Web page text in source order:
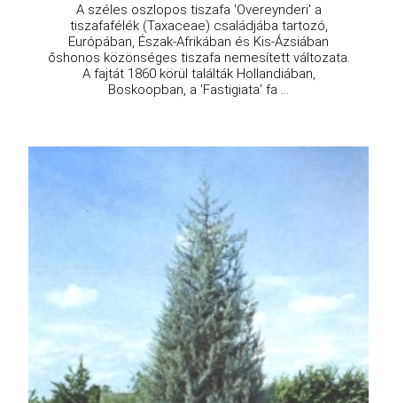
A széles oszlopos tiszafa 'Overeynderi' a
tiszafafélék (Taxaceae) családjába tartozó,
Európában, Észak-Afrikában és Kis-Ázsiában
őshonos közönséges tiszafa nemesített változata.
A fajtát 1860 körül találták Hollandiában,
Boskoopban, a 'Fastigiata' fa ...